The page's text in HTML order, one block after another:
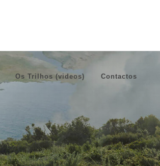
Os Trilhos (videos) Contactos